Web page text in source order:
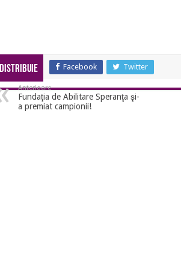
Distribuie Facebook Twitter
Anterioare
Fundaţia de Abilitare Speranţa şi-
a premiat campionii!